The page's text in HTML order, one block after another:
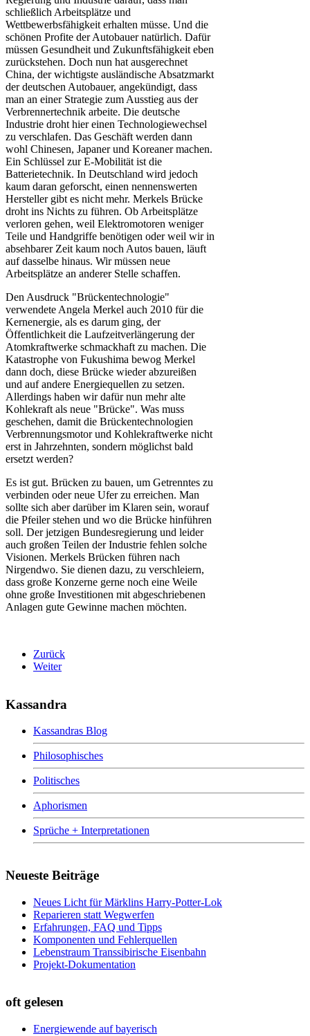
schließlich Arbeitsplätze und
Wettbewerbsfähigkeit erhalten müsse. Und die
schönen Profite der Autobauer natürlich. Dafür
müssen Gesundheit und Zukunftsfähigkeit eben
zurückstehen. Doch nun hat ausgerechnet
China, der wichtigste ausländische Absatzmarkt
der deutschen Autobauer, angekündigt, dass
man an einer Strategie zum Ausstieg aus der
Verbrennertechnik arbeite. Die deutsche
Industrie droht hier einen Technologiewechsel
zu verschlafen. Das Geschäft werden dann
wohl Chinesen, Japaner und Koreaner machen.
Ein Schlüssel zur E-Mobilität ist die
Batterietechnik. In Deutschland wird jedoch
kaum daran geforscht, einen nennenswerten
Hersteller gibt es nicht mehr. Merkels Brücke
droht ins Nichts zu führen. Ob Arbeitsplätze
verloren gehen, weil Elektromotoren weniger
Teile und Handgriffe benötigen oder weil wir in
absehbarer Zeit kaum noch Autos bauen, läuft
auf dasselbe hinaus. Wir müssen neue
Arbeitsplätze an anderer Stelle schaffen.
Den Ausdruck "Brückentechnologie"
verwendete Angela Merkel auch 2010 für die
Kernenergie, als es darum ging, der
Öffentlichkeit die Laufzeitverlängerung der
Atomkraftwerke schmackhaft zu machen. Die
Katastrophe von Fukushima bewog Merkel
dann doch, diese Brücke wieder abzureißen
und auf andere Energiequellen zu setzen.
Allerdings haben wir dafür nun mehr alte
Kohlekraft als neue "Brücke". Was muss
geschehen, damit die Brückentechnologien
Verbrennungsmotor und Kohlekraftwerke nicht
erst in Jahrzehnten, sondern möglichst bald
ersetzt werden?
Es ist gut. Brücken zu bauen, um Getrenntes zu
verbinden oder neue Ufer zu erreichen. Man
sollte sich aber darüber im Klaren sein, worauf
die Pfeiler stehen und wo die Brücke hinführen
soll. Der jetzigen Bundesregierung und leider
auch großen Teilen der Industrie fehlen solche
Visionen. Merkels Brücken führen nach
Nirgendwo. Sie dienen dazu, zu verschleiern,
dass große Konzerne gerne noch eine Weile
ohne große Investitionen mit abgeschriebenen
Anlagen gute Gewinne machen möchten.
Zurück
Weiter
Kassandra
Kassandras Blog
Philosophisches
Politisches
Aphorismen
Sprüche + Interpretationen
Neueste Beiträge
Neues Licht für Märklins Harry-Potter-Lok
Reparieren statt Wegwerfen
Erfahrungen, FAQ und Tipps
Komponenten und Fehlerquellen
Lebenstraum Transsibirische Eisenbahn
Projekt-Dokumentation
oft gelesen
Energiewende auf bayerisch